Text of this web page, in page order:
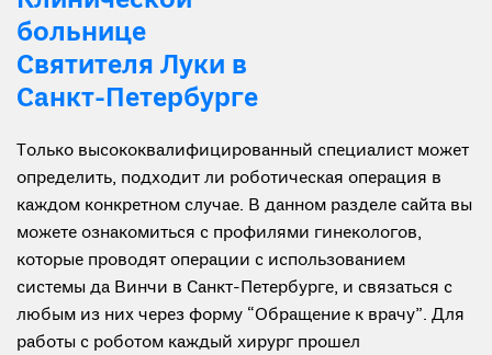
больнице
Святителя Луки в
Санкт-Петербурге
Только высококвалифицированный специалист может
определить, подходит ли роботическая операция в
каждом конкретном случае. В данном разделе сайта вы
можете ознакомиться с профилями гинекологов,
которые проводят операции с использованием
системы да Винчи в Санкт-Петербурге, и связаться с
любым из них через форму “Обращение к врачу”. Для
работы с роботом каждый хирург прошел